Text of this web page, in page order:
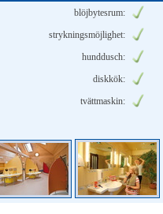
blöjbytesrum:
strykningsmöjlighet:
hunddusch:
diskkök:
tvättmaskin: